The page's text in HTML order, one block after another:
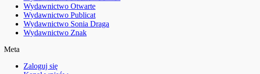
Wydawnictwo Otwarte
Wydawnictwo Publicat
Wydawnictwo Sonia Draga
Wydawnictwo Znak
Meta
Zaloguj się